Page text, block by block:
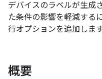
デバイスのラベルが生成
た条件の影響を軽減する
行オプションを追加します
概要